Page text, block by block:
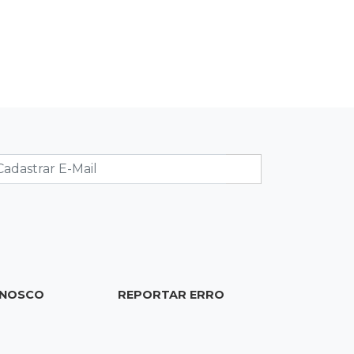
10:23
Preocupação
Anvisa sobe alerta sobre
REPORTAR ERRO